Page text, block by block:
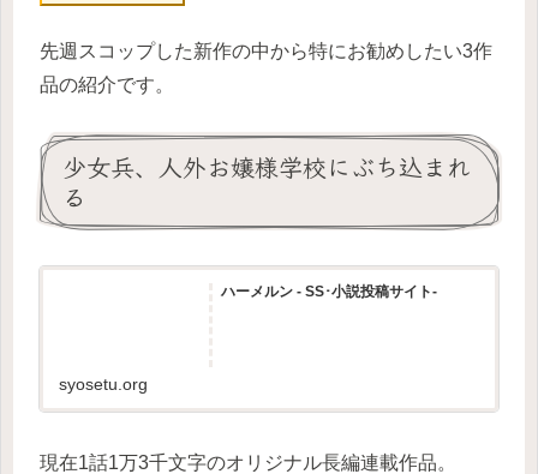
先週スコップした新作の中から特にお勧めしたい3作
品の紹介です。
少女兵、人外お嬢様学校にぶち込まれ
る
ハーメルン - SS･小説投稿サイト-
syosetu.org
現在1話1万3千文字のオリジナル長編連載作品。